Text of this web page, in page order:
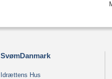
SvømDanmark
Idrættens Hus